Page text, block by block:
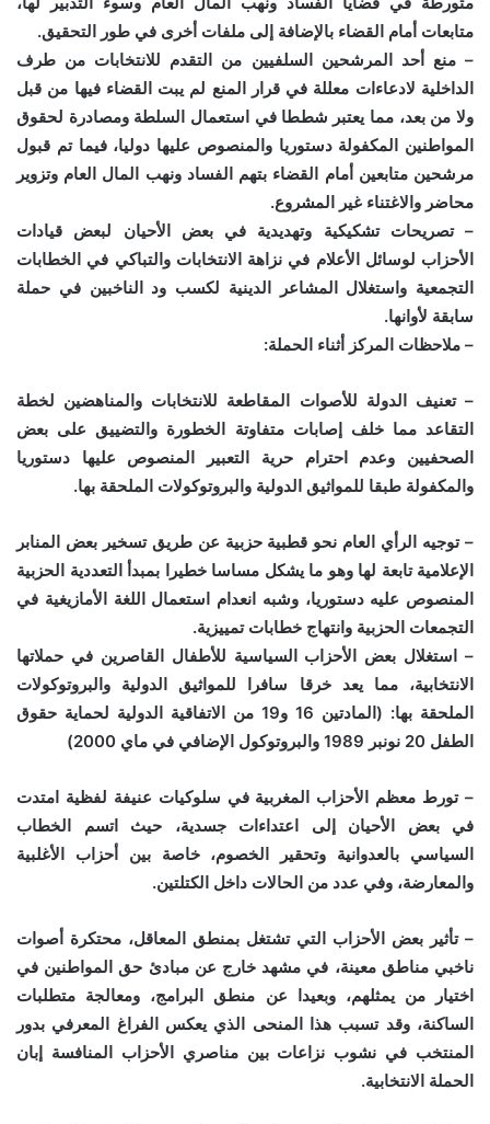
متابعات أمام القضاء بالإضافة إلى ملفات أخرى في طور التحقيق.
– منع أحد المرشحين السلفيين من التقدم للانتخابات من طرف
الداخلية لادعاءات معللة في قرار المنع لم يبت القضاء فيها من قبل
ولا من بعد، مما يعتبر شططا في استعمال السلطة ومصادرة لحقوق
المواطنين المكفولة دستوريا والمنصوص عليها دوليا، فيما تم قبول
مرشحين متابعين أمام القضاء بتهم الفساد ونهب المال العام وتزوير
محاضر والاغتناء غير المشروع.
– تصريحات تشكيكية وتهديدية في بعض الأحيان لبعض قيادات
الأحزاب لوسائل الأعلام في نزاهة الانتخابات والتباكي في الخطابات
التجمعية واستغلال المشاعر الدينية لكسب ود الناخبين في حملة
سابقة لأوانها.
– ملاحظات المركز أثناء الحملة:
– تعنيف الدولة للأصوات المقاطعة للانتخابات والمناهضين لخطة
التقاعد مما خلف إصابات متفاوتة الخطورة والتضييق على بعض
الصحفيين وعدم احترام حرية التعبير المنصوص عليها دستوريا
والمكفولة طبقا للمواثيق الدولية والبروتوكولات الملحقة بها.
– توجيه الرأي العام نحو قطبية حزبية عن طريق تسخير بعض المنابر
الإعلامية تابعة لها وهو ما يشكل مساسا خطيرا بمبدأ التعددية الحزبية
المنصوص عليه دستوريا، وشبه انعدام استعمال اللغة الأمازيغية في
التجمعات الحزبية وانتهاج خطابات تمييزية.
– استغلال بعض الأحزاب السياسية للأطفال القاصرين في حملاتها
الانتخابية، مما يعد خرقا سافرا للمواثيق الدولية والبروتوكولات
الملحقة بها: (المادتين 16 و19 من الاتفاقية الدولية لحماية حقوق
الطفل 20 نونبر 1989 والبروتوكول الإضافي في ماي 2000)
– تورط معظم الأحزاب المغربية في سلوكيات عنيفة لفظية امتدت
في بعض الأحيان إلى اعتداءات جسدية، حيث اتسم الخطاب
السياسي بالعدوانية وتحقير الخصوم، خاصة بين أحزاب الأغلبية
والمعارضة، وفي عدد من الحالات داخل الكتلتين.
– تأثير بعض الأحزاب التي تشتغل بمنطق المعاقل، محتكرة أصوات
ناخبي مناطق معينة، في مشهد خارج عن مبادئ حق المواطنين في
اختيار من يمثلهم، وبعيدا عن منطق البرامج، ومعالجة متطلبات
الساكنة، وقد تسبب هذا المنحى الذي يعكس الفراغ المعرفي بدور
المنتخب في نشوب نزاعات بين مناصري الأحزاب المنافسة إبان
الحملة الانتخابية.